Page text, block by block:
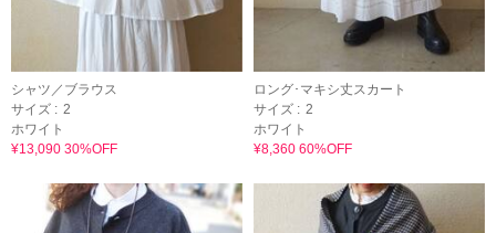
シャツ／ブラウス
サイズ : 2
ホワイト
¥13,090 30%OFF
ロング･マキシ丈スカート
サイズ : 2
ホワイト
¥8,360 60%OFF